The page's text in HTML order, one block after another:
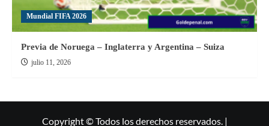
Mundial FIFA 2026
Previa de Noruega – Inglaterra y Argentina – Suiza
julio 11, 2026
Copyright © Todos los derechos reservados. |